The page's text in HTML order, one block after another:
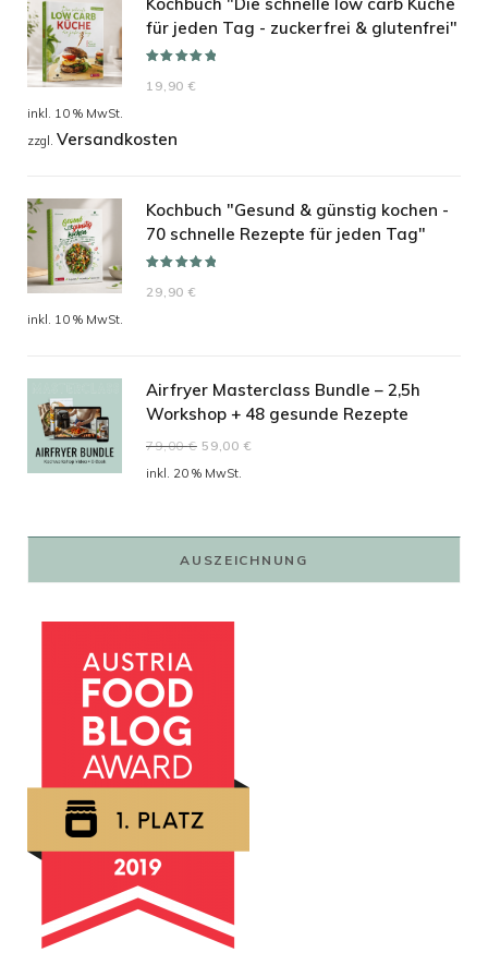
für jeden Tag - zuckerfrei & glutenfrei"
5.00 von 5
19,90€
inkl. 10 % MwSt.
zzgl. Versandkosten
Kochbuch "Gesund & günstig kochen -
70 schnelle Rezepte für jeden Tag"
5.00 von 5
29,90€
inkl. 10 % MwSt.
Airfryer Masterclass Bundle – 2,5h
Workshop + 48 gesunde Rezepte
79,00€ Ursprünglicher
Preis
59,00 €
inkl. 20 % MwSt.
AUSZEICHNUNG